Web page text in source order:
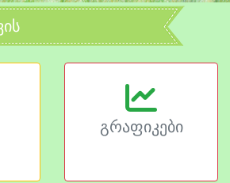
გრაფიკები